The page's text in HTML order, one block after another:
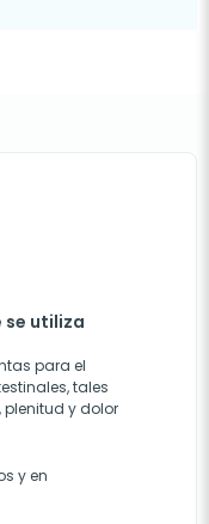
se utiliza
para el
tales
y dolor
y en